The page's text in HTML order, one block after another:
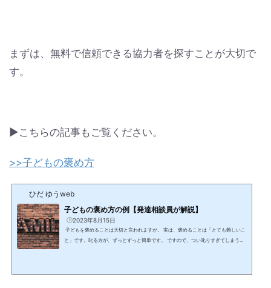
まずは、無料で信頼できる協力者を探すことが大切で
す。
▶こちらの記事もご覧ください。
>>子どもの褒め方
ひだ ゆうweb
子どもの褒め方の例【発達相談員が解説】
2023年8月15日
子どもを褒めることは大切と言われますが。 実は、褒めることは「とても難しいこ
と」です。叱る方が、ずっとずっと簡単です。 ですので、つい叱りすぎてしまうこ